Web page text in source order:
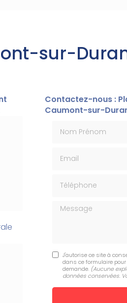
sur-
Contactez-nous :
Caumont-sur-
Message
J'autorise ce site à
dans ce formulaire
demande. (Aucune
données conservées.